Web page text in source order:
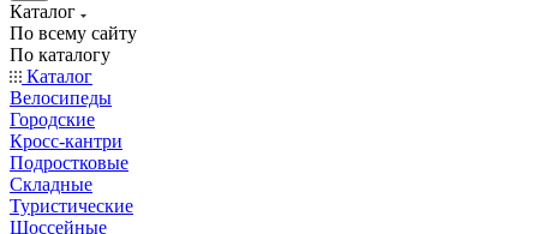
Каталог
По всему сайту
По каталогу
Каталог
Велосипеды
Городские
Кросс-кантри
Подростковые
Складные
Туристические
Шоссейные